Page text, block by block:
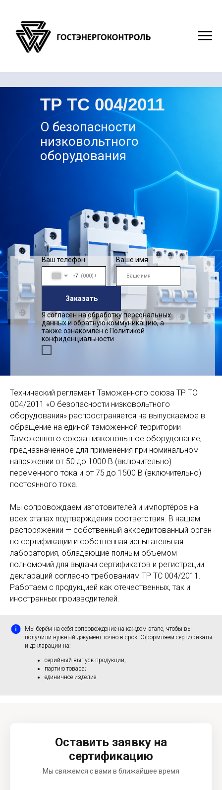
ТР ТС 004/2011
Ваш телефон
+7
Ваше имя
Я согласен на обработку персональных
данных и обратную коммуникацию, а
также ознакомлен с Политикой
конфиденциальности
Заказать
О безопасности
низковольтного
оборудования
Технический регламент Таможенного союза ТР ТС
004/2011 «О безопасности низковольтного
оборудования» распространяется на выпускаемое в
обращение на единой таможенной территории
Таможенного союза низковольтное оборудование,
предназначенное для применения при номинальном
напряжении от 50 до 1000 В (включительно)
переменного тока и от 75 до 1500 В (включительно)
постоянного тока.
Мы сопровождаем изготовителей и импортёров на
всех этапах подтверждения соответствия. В нашем
распоряжении — собственный аккредитованный орган
по сертификации и собственная испытательная
лаборатория, обладающие полным объёмом
полномочий для выдачи сертификатов и регистрации
деклараций согласно требованиям ТР ТС 004/2011.
Работаем с продукцией как отечественных, так и
иностранных производителей.
Мы берём на себя сопровождение на каждом этапе, чтобы вы
получили нужный документ точно в срок. Оформляем сертификаты
и декларации на:
серийный выпуск продукции;
партию товара;
единичное изделие.
Оставить заявку на
сертификацию
Мы свяжемся с вами в ближайшее время